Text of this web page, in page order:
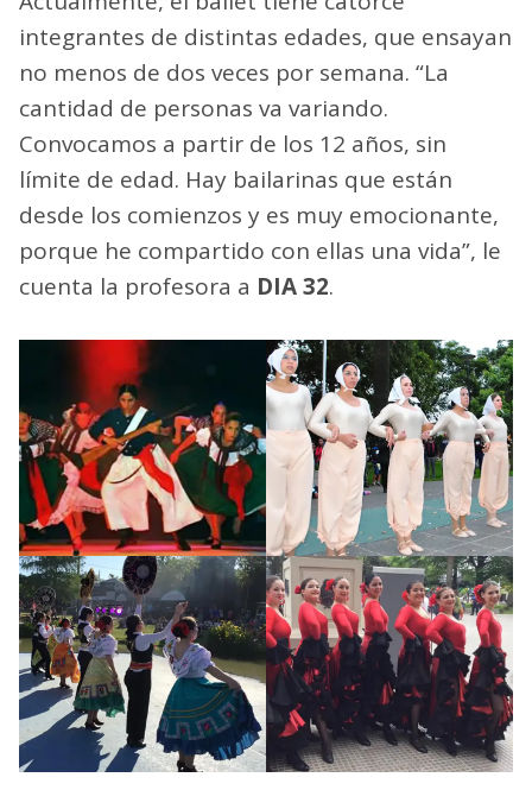
integrantes de distintas edades, que ensayan
no menos de dos veces por semana. “La
cantidad de personas va variando.
Convocamos a partir de los 12 años, sin
límite de edad. Hay bailarinas que están
desde los comienzos y es muy emocionante,
porque he compartido con ellas una vida”, le
cuenta la profesora a DIA 32.